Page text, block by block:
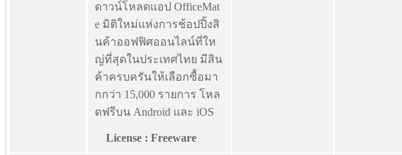
ดาวน์โหลดแอป OfficeMat
e มิติใหม่แห่งการช้อปปิ้งสิ
นค้าออฟฟิศออนไลน์ที่ให
ญ่ที่สุดในประเทศไทย มีสิน
ค้าครบครันให้เลือกซื้อมา
กกว่า 15,000 รายการ โหล
ดฟรีบน Android และ iOS
License : Freeware